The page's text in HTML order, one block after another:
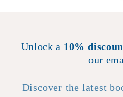
Unlock a 10%
our
Discover the latest